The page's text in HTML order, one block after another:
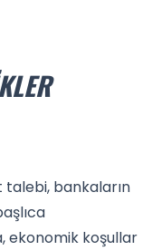
bankaların
ekonomik koşullar